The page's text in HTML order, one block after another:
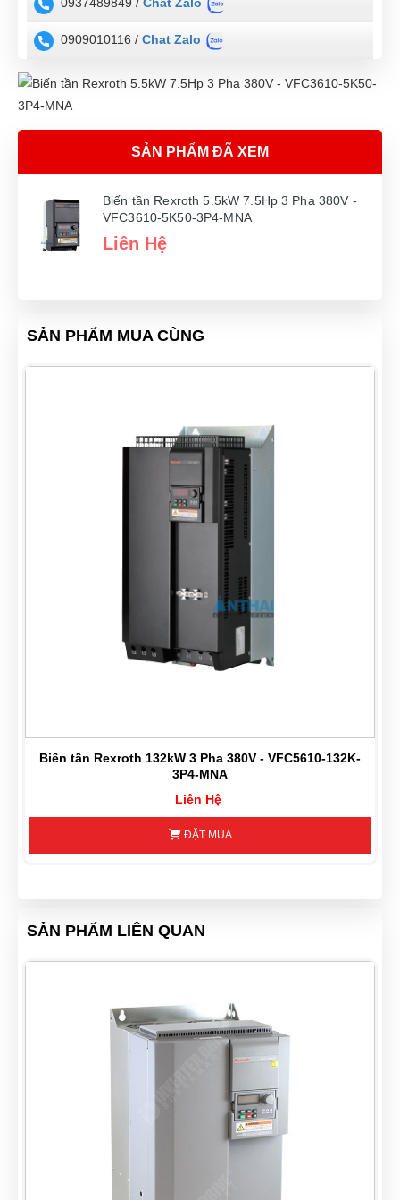
0937489849 / Chat Zalo
0909010116 / Chat Zalo
SẢN PHẨM ĐÃ XEM
Biến tần Rexroth 5.5kW 7.5Hp 3 Pha 380V -
VFC3610-5K50-3P4-MNA
Liên Hệ
SẢN PHẨM MUA CÙNG
Biến tần Rexroth 132kW 3 Pha 380V - VFC5610-132K-
3P4-MNA
Liên Hệ
ĐẶT MUA
SẢN PHẨM LIÊN QUAN